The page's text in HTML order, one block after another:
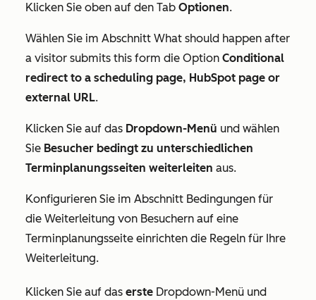
Klicken Sie oben auf den Tab Optionen.
Wählen Sie im Abschnitt What should happen after
a visitor submits this form die Option Conditional
redirect to a scheduling page, HubSpot page or
external URL.
Klicken Sie auf das Dropdown-Menü und wählen
Sie Besucher bedingt zu unterschiedlichen
Terminplanungsseiten weiterleiten aus.
Konfigurieren Sie im Abschnitt Bedingungen für
die Weiterleitung von Besuchern auf eine
Terminplanungsseite einrichten die Regeln für Ihre
Weiterleitung.
Klicken Sie auf das erste Dropdown-Menü und